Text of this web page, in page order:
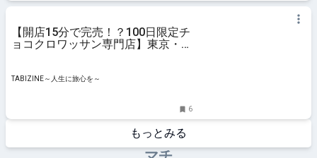
【開店15分で完売！？100日限定チ
ョコクロワッサン専門店】東京・築
TABIZINE～人生に旅心を～
6
もっとみる